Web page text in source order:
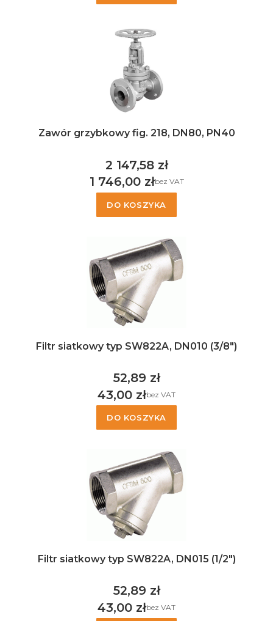
Zawór grzybkowy fig. 218, DN80, PN40
Cena
2 147,58 zł
Cena
1 746,00 złbez VAT
DO KOSZYKA
Filtr siatkowy typ SW822A, DN010 (3/8")
Cena
52,89 zł
Cena
43,00 złbez VAT
DO KOSZYKA
Filtr siatkowy typ SW822A, DN015 (1/2")
Cena
52,89 zł
Cena
43,00 złbez VAT